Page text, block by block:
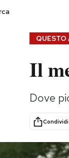
Consumismi
Storie/Idee
Ok Boomer!
QUESTO
Il
Dove
Condividi